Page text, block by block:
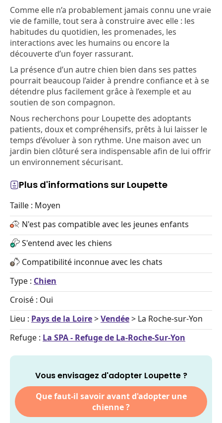
Comme elle n’a probablement jamais connu une vraie
vie de famille, tout sera à construire avec elle : les
habitudes du quotidien, les promenades, les
interactions avec les humains ou encore la
découverte d’un foyer rassurant.
La présence d’un autre chien bien dans ses pattes
pourrait beaucoup l’aider à prendre confiance et à se
détendre plus facilement grâce à l’exemple et au
soutien de son compagnon.
Nous recherchons pour Loupette des adoptants
patients, doux et compréhensifs, prêts à lui laisser le
temps d’évoluer à son rythme. Une maison avec un
jardin bien clôturé sera indispensable afin de lui offrir
un environnement sécurisant.
Plus d'informations sur Loupette
Taille : Moyen
N'est pas compatible avec les jeunes enfants
S'entend avec les chiens
Compatibilité inconnue avec les chats
Type : Chien
Croisé : Oui
Lieu : Pays de la Loire>Vendée> La Roche-sur-Yon
Refuge : La SPA - Refuge de La-Roche-Sur-Yon
Vous envisagez d'adopter Loupette ?
Que faut-il savoir avant d'adopter une
chienne ?